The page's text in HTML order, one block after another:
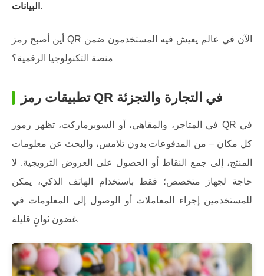
البيانات .
أين أصبح رمز QR الآن في عالم يعيش فيه المستخدمون ضمن
منصة التكنولوجيا الرقمية؟
تطبيقات رمز QR في التجارة والتجزئة
في المتاجر، والمقاهي، أو السوبرماركت، تظهر رموز QR في
كل مكان – من المدفوعات بدون تلامس، والبحث عن معلومات
المنتج، إلى جمع النقاط أو الحصول على العروض الترويجية. لا
حاجة لجهاز متخصص؛ فقط باستخدام الهاتف الذكي، يمكن
للمستخدمين إجراء المعاملات أو الوصول إلى المعلومات في
غضون ثوانٍ قليلة.